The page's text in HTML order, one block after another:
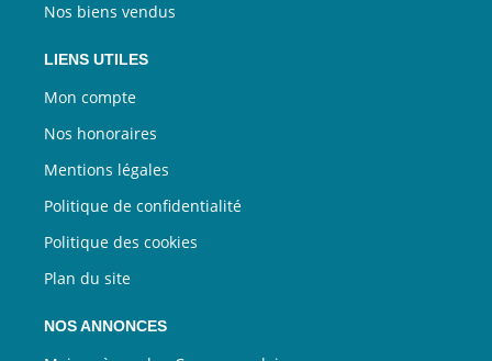
Nos biens vendus
LIENS UTILES
Mon compte
Nos honoraires
Mentions légales
Politique de confidentialité
Politique des cookies
Plan du site
NOS ANNONCES